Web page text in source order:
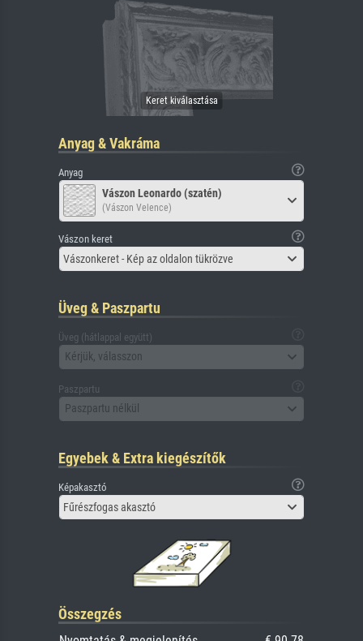
Anyag & Vakráma
Anyag
Vászon Leonardo (szatén)
(Vászon Velence)
Vászon keret
Vászonkeret - Kép az oldalon tükrözve
Üveg & Paszpartu
Üveg (hátlappal együtt)
Kérjük, válasszon
Paszpartu
Paszpartu nélkül
Egyebek & Extra kiegészítők
Képakasztó
Fűrészfogas akasztó
Összegzés